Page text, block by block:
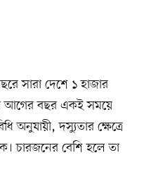
সারা দেশে ১ হাজার
আগের বছর একই সময়ে
অনুযায়ী, দস্যুতার ক্ষেত্রে
চারজনের বেশি হলে তা